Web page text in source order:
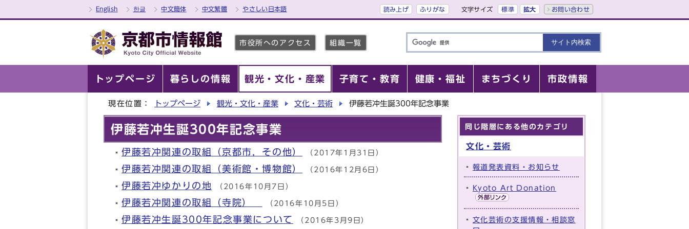
English 한글 中文簡体 中文繁體 やさしい日本語 読み上げ ふりがな 文字サイズ 標準 拡大 お問い合わせ
市役所へのアクセス 組織一覧
トップページ 暮らしの情報 観光・文化・産業 子育て・教育 健康・福祉 まちづくり 市政情報
現在位置： トップページ 観光・文化・産業 文化・芸術 伊藤若冲生誕300年記念事業
伊藤若冲生誕300年記念事業
伊藤若冲関連の取組（京都市，その他） （2017年1月31日）
伊藤若冲関連の取組（美術館・博物館） （2016年12月6日）
伊藤若冲ゆかりの地 （2016年10月7日）
伊藤若冲関連の取組（寺院） （2016年10月5日）
伊藤若冲生誕300年記念事業について （2016年3月9日）
同じ階層にある他のカテゴリ
文化・芸術
報道発表資料・お知らせ
Kyoto Art Donation
文化芸術の支援情報・相談窓